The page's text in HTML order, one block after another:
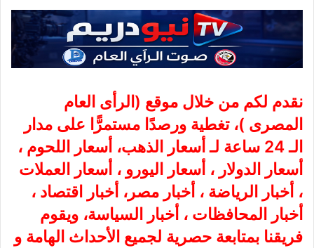
نقدم لكم من خلال موقع ( الرأى العام
المصرى )، تغطية ورصدًا مستمرًّا على مدار
الـ 24 ساعة لـ أسعار الذهب، أسعار اللحوم ،
أسعار الدولار ، أسعار اليورو ، أسعار العملات
، أخبار الرياضة ، أخبار مصر، أخبار اقتصاد ،
أخبار المحافظات ، أخبار السياسة، ويقوم
فريقنا بمتابعة حصرية لجميع الأحداث الهامة و